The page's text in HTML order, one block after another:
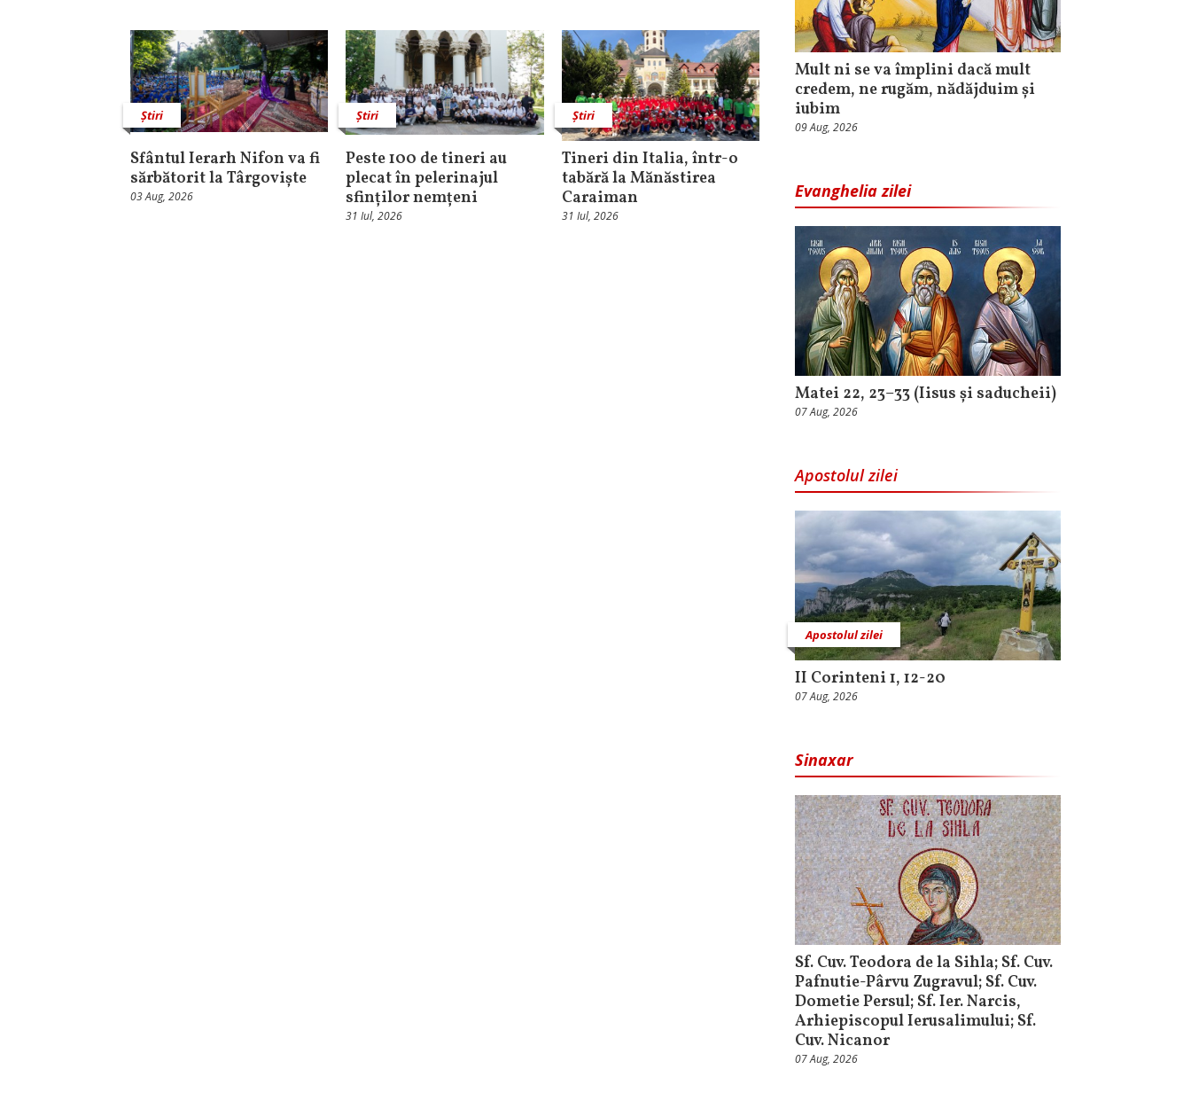
Știri
Sfântul Ierarh Nifon va fi
sărbătorit la Târgoviște
03 Aug, 2026
Știri
Peste 100 de tineri au
plecat în pelerinajul
sfinților nemțeni
31 Iul, 2026
Știri
Tineri din Italia, într-o
tabără la Mănăstirea
Caraiman
31 Iul, 2026
Mult ni se va împlini dacă mult
credem, ne rugăm, nădăjduim și
iubim
09 Aug, 2026
Evanghelia zilei
Matei 22, 23–33 (Iisus și saducheii)
07 Aug, 2026
Apostolul zilei
Apostolul zilei
II Corinteni 1, 12-20
07 Aug, 2026
Sinaxar
Sf. Cuv. Teodora de la Sihla; Sf. Cuv.
Pafnutie-Pârvu Zugravul; Sf. Cuv.
Dometie Persul; Sf. Ier. Narcis,
Arhiepiscopul Ierusalimului; Sf.
Cuv. Nicanor
07 Aug, 2026